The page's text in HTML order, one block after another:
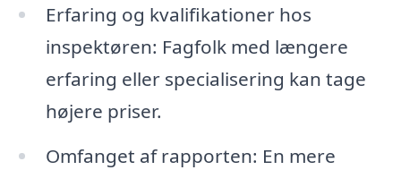
Erfaring og kvalifikationer hos
inspektøren: Fagfolk med længere
erfaring eller specialisering kan tage
højere priser.
Omfanget af rapporten: En mere